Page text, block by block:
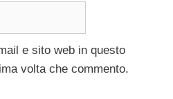
e sito web in questo
volta che commento.